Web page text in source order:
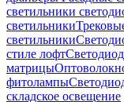
светильники
светильники
светильники
стиле лофт
матрицы
фитолампы
складское освещение